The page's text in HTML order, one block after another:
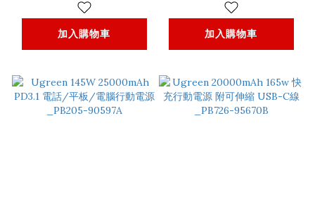
加入購物車
60451
加入購物車